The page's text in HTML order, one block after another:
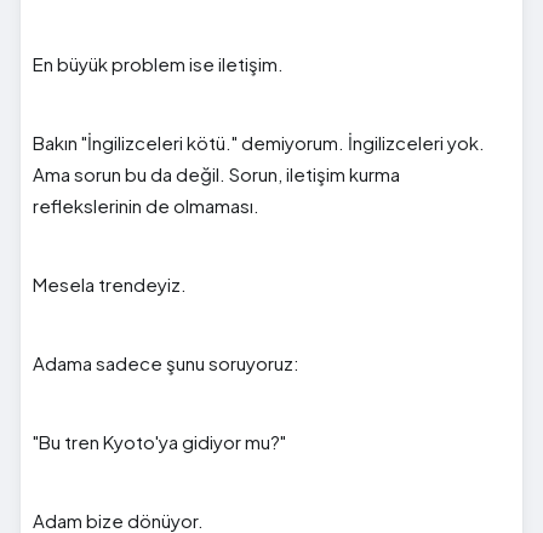
En büyük problem ise iletişim.
Bakın "İngilizceleri kötü." demiyorum. İngilizceleri yok.
Ama sorun bu da değil. Sorun, iletişim kurma
reflekslerinin de olmaması.
Mesela trendeyiz.
Adama sadece şunu soruyoruz:
"Bu tren Kyoto'ya gidiyor mu?"
Adam bize dönüyor.